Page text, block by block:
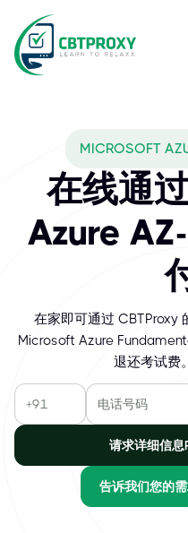
MICROSOFT
在线通
Azure
在家即可通过 CBTProxy
Microsoft Azure
退还考试费
请求详细信
告诉我们您的